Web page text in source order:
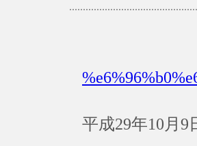
平成29年10月